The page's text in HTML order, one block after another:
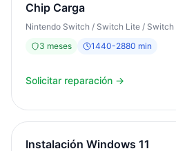
Chip Carga
Nintendo Switch / Switch Lite / Switch
3 meses 1440-2880 min
Solicitar reparación →
Instalación Windows 11